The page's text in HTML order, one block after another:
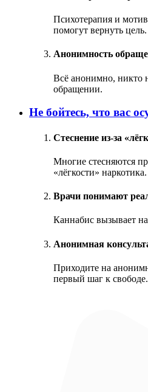
Психотерапия и
помогут вернуть цель.
Анонимность
Всё анонимно, никто
обращении.
Не бойтесь, что вас
Стеснение из‑за
Многие стесняются
«лёгкости» наркотика.
Врачи понимают
Каннабис вызывает
Анонимная
Приходите на
первый шаг к свободе.